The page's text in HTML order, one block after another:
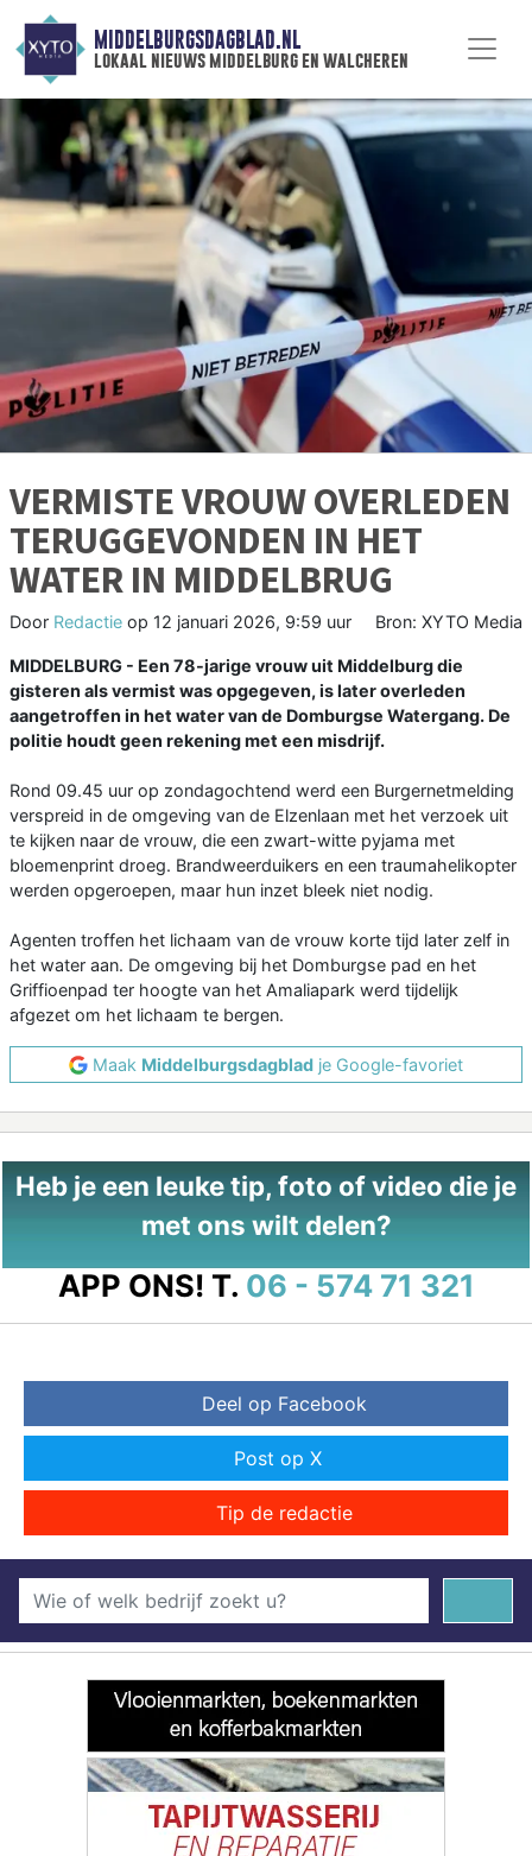
MIDDELBURGSDAGBLAD.NL
lokaal nieuws middelburg en walcheren
VERMISTE VROUW OVERLEDEN
TERUGGEVONDEN IN HET
WATER IN MIDDELBRUG
Door Redactie op 12 januari 2026, 9:59 uur Bron: XYTO Media
MIDDELBURG - Een 78-jarige vrouw uit Middelburg die
gisteren als vermist was opgegeven, is later overleden
aangetroffen in het water van de Domburgse Watergang. De
politie houdt geen rekening met een misdrijf.
Rond 09.45 uur op zondagochtend werd een Burgernetmelding
verspreid in de omgeving van de Elzenlaan met het verzoek uit
te kijken naar de vrouw, die een zwart-witte pyjama met
bloemenprint droeg. Brandweerduikers en een traumahelikopter
werden opgeroepen, maar hun inzet bleek niet nodig.
Agenten troffen het lichaam van de vrouw korte tijd later zelf in
het water aan. De omgeving bij het Domburgse pad en het
Griffioenpad ter hoogte van het Amaliapark werd tijdelijk
afgezet om het lichaam te bergen.
Maak Middelburgsdagblad je Google-favoriet
Heb je een leuke tip, foto of video die je
met ons wilt delen?
APP ONS! T. 06 - 574 71 321
Deel op Facebook
Post op X
Tip de redactie